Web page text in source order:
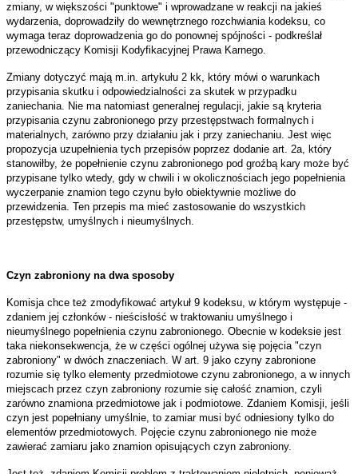
zmiany, w większości "punktowe" i wprowadzane w reakcji na jakieś
wydarzenia, doprowadziły do wewnętrznego rozchwiania kodeksu, co
wymaga teraz doprowadzenia go do ponownej spójności - podkreślał
przewodniczący Komisji Kodyfikacyjnej Prawa Karnego.
Zmiany dotyczyć mają m.in. artykułu 2 kk, który mówi o warunkach
przypisania skutku i odpowiedzialności za skutek w przypadku
zaniechania. Nie ma natomiast generalnej regulacji, jakie są kryteria
przypisania czynu zabronionego przy przestępstwach formalnych i
materialnych, zarówno przy działaniu jak i przy zaniechaniu. Jest więc
propozycja uzupełnienia tych przepisów poprzez dodanie art. 2a, który
stanowiłby, że popełnienie czynu zabronionego pod groźbą kary może być
przypisane tylko wtedy, gdy w chwili i w okolicznościach jego popełnienia
wyczerpanie znamion tego czynu było obiektywnie możliwe do
przewidzenia. Ten przepis ma mieć zastosowanie do wszystkich
przestępstw, umyślnych i nieumyślnych.
Czyn zabroniony na dwa sposoby
Komisja chce też zmodyfikować artykuł 9 kodeksu, w którym występuje -
zdaniem jej członków - nieścisłość w traktowaniu umyślnego i
nieumyślnego popełnienia czynu zabronionego. Obecnie w kodeksie jest
taka niekonsekwencja, że w części ogólnej używa się pojęcia "czyn
zabroniony" w dwóch znaczeniach. W art. 9 jako czyny zabronione
rozumie się tylko elementy przedmiotowe czynu zabronionego, a w innych
miejscach przez czyn zabroniony rozumie się całość znamion, czyli
zarówno znamiona przedmiotowe jak i podmiotowe. Zdaniem Komisji, jeśli
czyn jest popełniany umyślnie, to zamiar musi być odniesiony tylko do
elementów przedmiotowych. Pojęcie czynu zabronionego nie może
zawierać zamiaru jako znamion opisujących czyn zabroniony.